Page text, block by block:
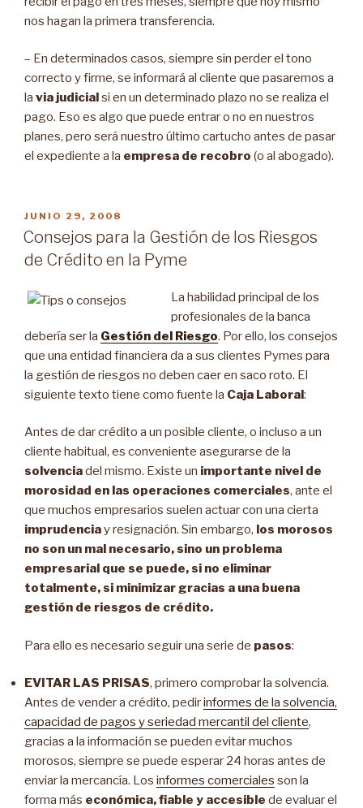
nos hagan la primera transferencia.
– En determinados casos, siempre sin perder el tono
correcto y firme, se informará al cliente que pasaremos a
la via judicialsi en un determinado plazo no se realiza el
pago. Eso es algo que puede entrar o no en nuestros
planes, pero será nuestro último cartucho antes de pasar
el expediente a la empresa de recobro (o al abogado).
PUBLICADO
EN
JUNIO 29, 2008
Consejos para la Gestión de los Riesgos
de Crédito en la Pyme
La habilidad principal de los
profesionales de la banca
debería ser la Gestión del Riesgo. Por ello, los consejos
que una entidad financiera da a sus clientes Pymes para
la gestión de riesgos no deben caer en saco roto. El
siguiente texto tiene como fuente la Caja Laboral:
Antes de dar crédito a un posible cliente, o incluso a un
cliente habitual, es conveniente asegurarse de la
solvenciadel mismo. Existe un importante nivel de
morosidad en las operaciones comerciales, ante el
que muchos empresarios suelen actuar con una cierta
imprudenciay resignación. Sin embargo, los morosos
no son un mal necesario, sino un problema
empresarial que se puede, si no eliminar
totalmente, si minimizar gracias a una buena
gestión de riesgos de crédito.
Para ello es necesario seguir una serie de pasos:
EVITAR LAS PRISAS, primero comprobar la solvencia.
Antes de vender a crédito, pedirinformes de la solvencia,
capacidad de pagos y seriedad mercantil del cliente,
gracias a la información se pueden evitar muchos
morosos, siempre se puede esperar 24 horas antes de
enviar la mercancía. Los informes comerciales son la
forma más económica, fiable y accesible de evaluar el